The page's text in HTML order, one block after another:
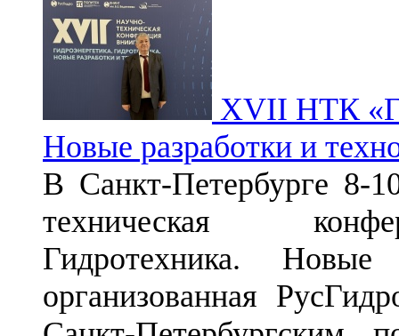
XVII НТК
Новые разработки и
В Санкт-Петербурге 8-
техническая
Гидротехника.
организованная